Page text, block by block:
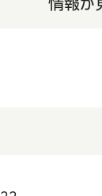
情報が